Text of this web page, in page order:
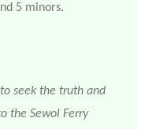
5 minors.
seek the truth and
the Sewol Ferry